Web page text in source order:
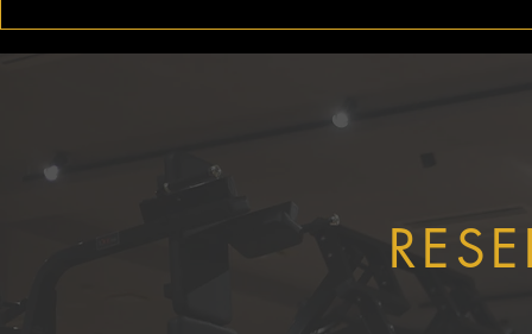
ILUTY FITNESS CLUBでは
安心・安全なサービスの提供
【実践型勉
ての実践型